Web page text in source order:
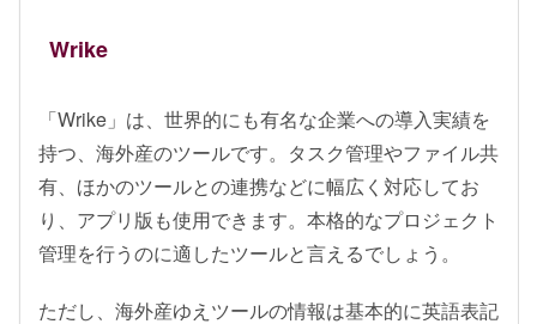
Wrike
「Wrike」は、世界的にも有名な企業への導入実績を
持つ、海外産のツールです。タスク管理やファイル共
有、ほかのツールとの連携などに幅広く対応してお
り、アプリ版も使用できます。本格的なプロジェクト
管理を行うのに適したツールと言えるでしょう。
ただし、海外産ゆえツールの情報は基本的に英語表記